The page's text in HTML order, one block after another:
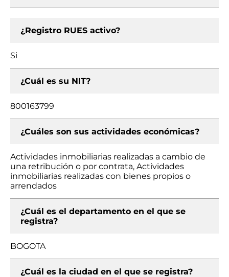
¿Registro RUES activo?
Si
¿Cuál es su NIT?
800163799
¿Cuáles son sus actividades económicas?
Actividades inmobiliarias realizadas a cambio de
una retribución o por contrata, Actividades
inmobiliarias realizadas con bienes propios o
arrendados
¿Cuál es el departamento en el que se
registra?
BOGOTA
¿Cuál es la ciudad en el que se registra?